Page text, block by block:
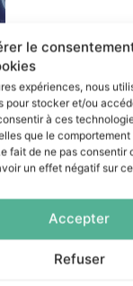
le
expériences, nous
pour stocker et/ou
à ces
que le
fait de ne pas consentir
un effet négatif sur
Accepter
Refuser
Réussir un
agentique : les
essentielles
7 juillet 2026